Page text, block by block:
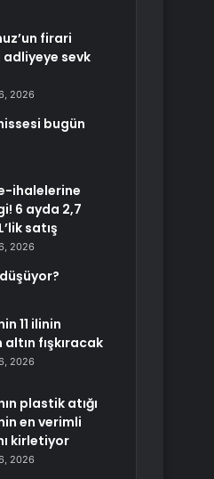
firari
sevk
2026
bugün
ihalelerine
6 ayda 2,7
satış
2026
11 ilinin
fışkıracak
2026
plastik atığı
en verimli
kirletiyor
2026